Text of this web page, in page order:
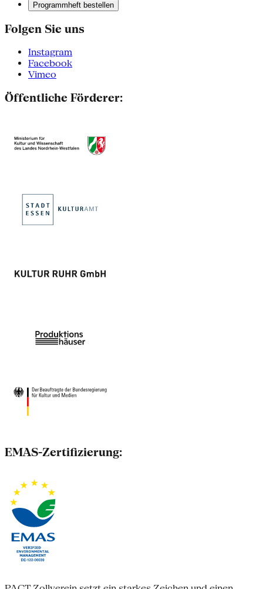
Programmheft bestellen
Folgen Sie uns
Instagram
Facebook
Vimeo
Öffentliche Förderer:
EMAS-Zertifizierung: